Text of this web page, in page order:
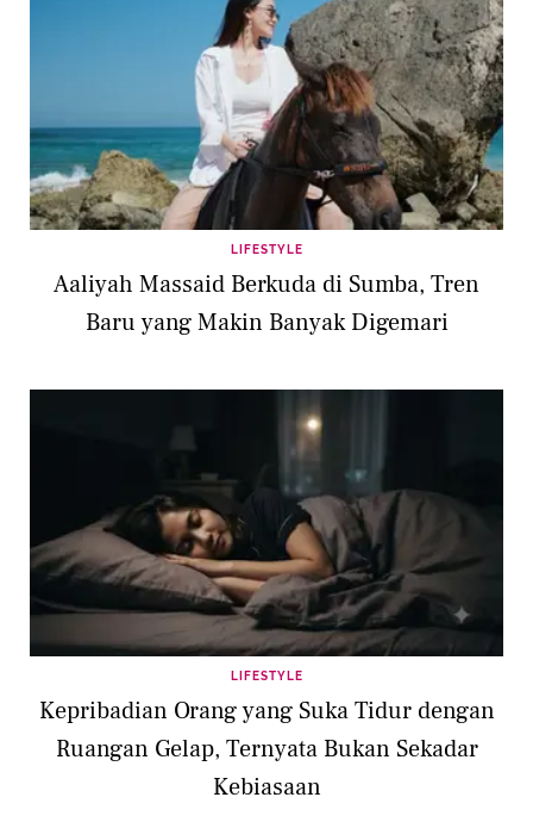
LIFESTYLE
Aaliyah Massaid Berkuda di Sumba, Tren
Baru yang Makin Banyak Digemari
LIFESTYLE
Kepribadian Orang yang Suka Tidur dengan
Ruangan Gelap, Ternyata Bukan Sekadar
Kebiasaan